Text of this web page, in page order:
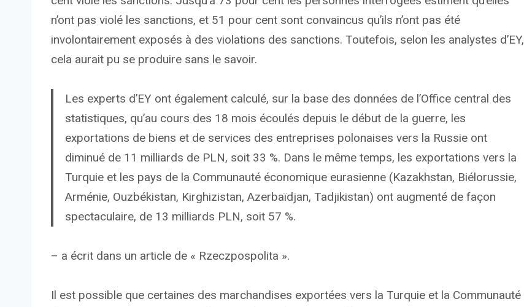
n’ont pas violé les sanctions, et 51 pour cent sont convaincus qu’ils n’ont pas été
involontairement exposés à des violations des sanctions. Toutefois, selon les analystes d’EY,
cela aurait pu se produire sans le savoir.
Les experts d’EY ont également calculé, sur la base des données de l’Office central des
statistiques, qu’au cours des 18 mois écoulés depuis le début de la guerre, les
exportations de biens et de services des entreprises polonaises vers la Russie ont
diminué de 11 milliards de PLN, soit 33 %. Dans le même temps, les exportations vers la
Turquie et les pays de la Communauté économique eurasienne (Kazakhstan, Biélorussie,
Arménie, Ouzbékistan, Kirghizistan, Azerbaïdjan, Tadjikistan) ont augmenté de façon
spectaculaire, de 13 milliards PLN, soit 57 %.
– a écrit dans un article de « Rzeczpospolita ».
Il est possible que certaines des marchandises exportées vers la Turquie et la Communauté